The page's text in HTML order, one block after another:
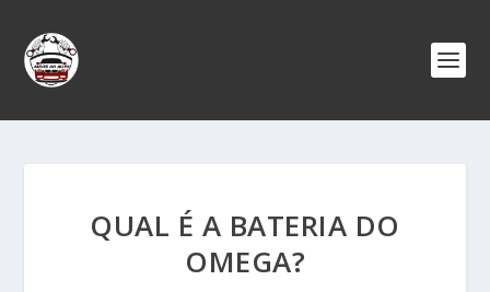
QUAL É A BATERIA DO
OMEGA?